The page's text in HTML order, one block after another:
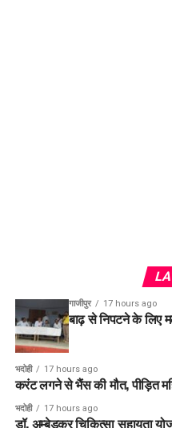
गाजीपुर 17 hours ago
बाढ़ से निपटने के लिए
भदोही 17 hours ago
करंट लगने से भैंस की मौत, पीड़ित
भदोही 17 hours ago
डॉ. अम्बेडकर चिकित्सा सहायता